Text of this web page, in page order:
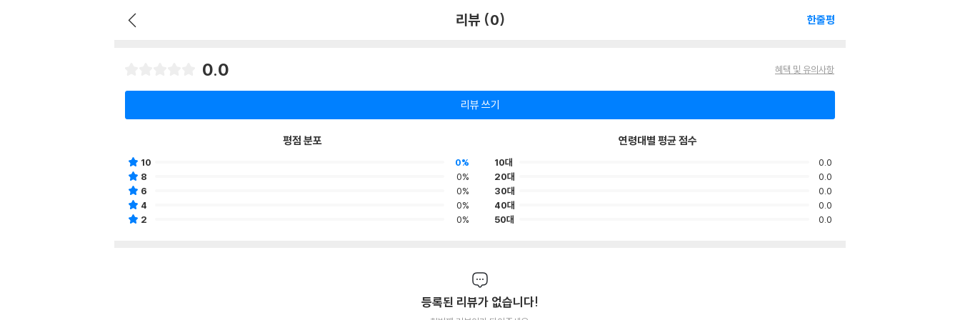
리뷰 (0) 한줄평
0.0 혜택 및 유의사항
리뷰 쓰기
평점 분포
10
0%
8
0%
6
0%
4
0%
2
0%
연령대별 평균 점수
10대
0.0
20대
0.0
30대
0.0
40대
0.0
50대
0.0
등록된 리뷰가 없습니다!